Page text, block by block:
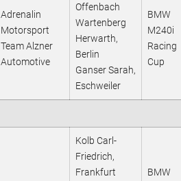
Adrenalin
Motorsport
Team Alzner
Automotive
Offenbach
Wartenberg
Herwarth,
Berlin
Ganser Sarah,
Eschweiler
BMW
M240i
Racing
Cup
Kolb Carl-
Friedrich,
Frankfurt
BMW